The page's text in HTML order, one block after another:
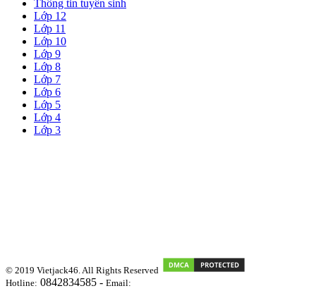
Thông tin tuyển sinh
Lớp 12
Lớp 11
Lớp 10
Lớp 9
Lớp 8
Lớp 7
Lớp 6
Lớp 5
Lớp 4
Lớp 3
© 2019 Vietjack46. All Rights Reserved
Hotline: 0842834585 - Email: